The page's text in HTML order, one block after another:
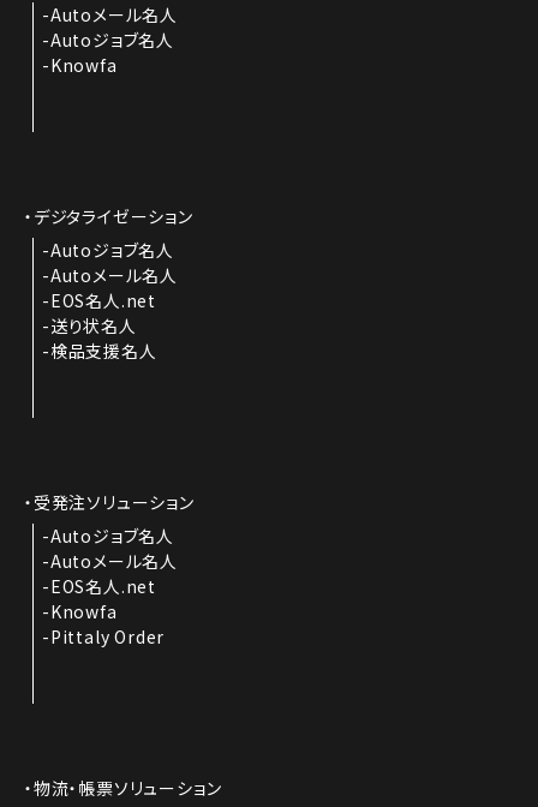
Autoメール名人
Autoジョブ名人
Knowfa
デジタライゼーション
Autoジョブ名人
Autoメール名人
EOS名人.net
送り状名人
検品支援名人
受発注ソリューション
Autoジョブ名人
Autoメール名人
EOS名人.net
Knowfa
Pittaly Order
物流・帳票ソリューション